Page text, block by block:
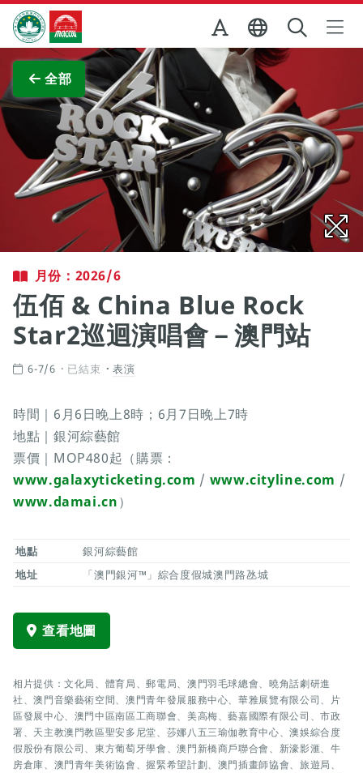
跳至主内容
澳門特別行政區政府旅遊局
全部
查看原圖
月份：2026/6
伍佰 & China Blue Rock
Star2巡迴演唱會－澳門站
6-7/6 已結束 表演
時間｜6月6日晚上8時；6月7日晚上7時
地點｜銀河綜藝館
票價｜MOP480起（購票：
www.galaxyticketing.com / www.cityline.com /
www.damai.cn）
地點
銀河綜藝館
地址
「澳門銀河™」綜合度假城澳門路氹城
查看地圖
相片提供：文化局、體育局、郵電局、澳門羽毛球總會、曉角話劇研進
社、澳門音樂藝術空間、澳門青年發展服務中心、華雅展覽有限公司、片
區發展中心、澳門中區南區工商聯會、美高梅、藝嘉國際有限公司、市政
署、天主教澳門教區聖安多尼堂、莎娜八五三瑜伽教育中心、澳娛綜合度
假股份有限公司、東方葡萄牙學會、澳門新橋商戶聯合會、新濠影滙、牛
房倉庫、澳門青年美術協會、握緊希望計劃、澳門插畫師協會、旅遊局、